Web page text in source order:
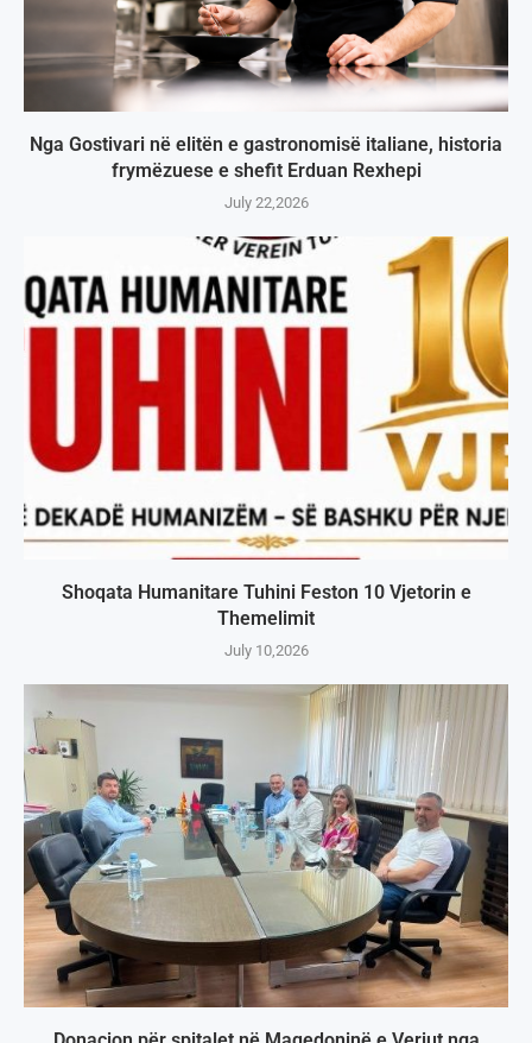
Nga Gostivari në elitën e gastronomisë italiane, historia
frymëzuese e shefit Erduan Rexhepi
July 22,2026
Shoqata Humanitare Tuhini Feston 10 Vjetorin e
Themelimit
July 10,2026